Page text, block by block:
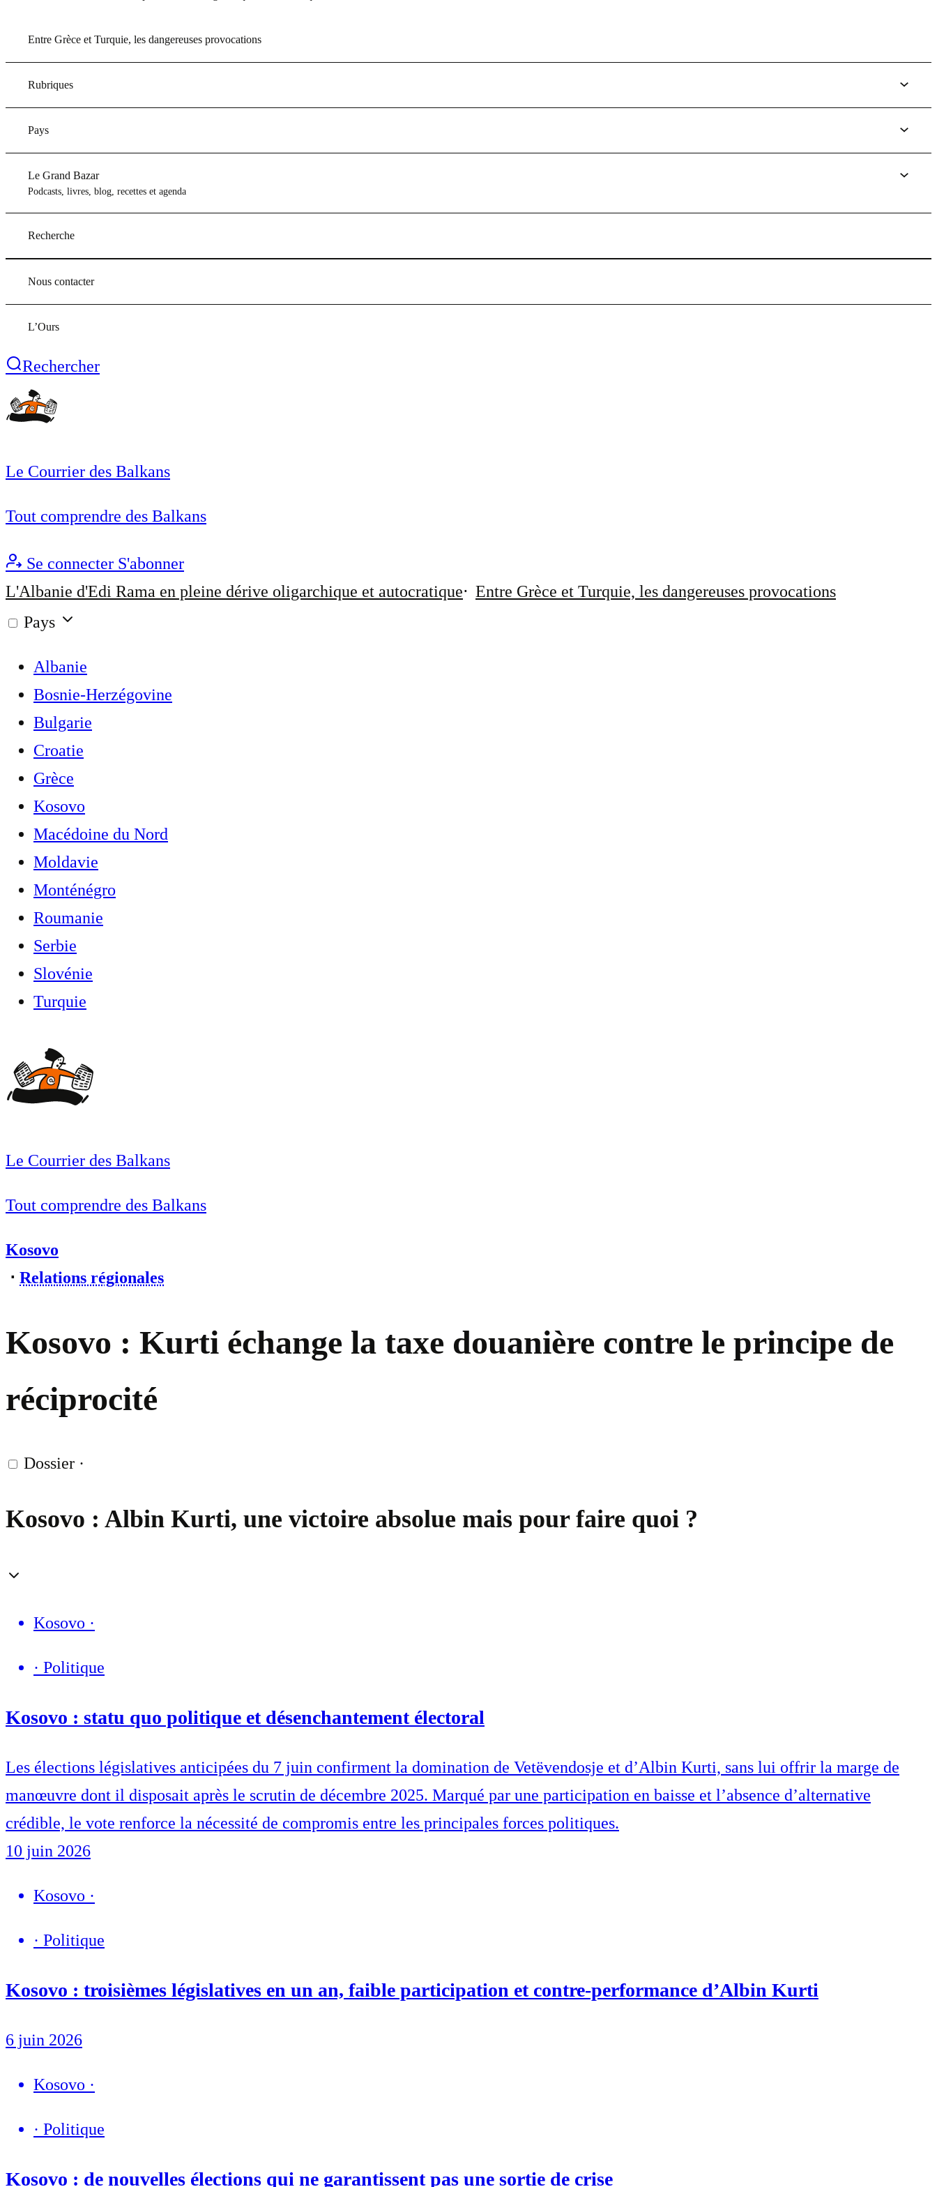
Entre Grèce et Turquie, les dangereuses provocations
Rubriques
Pays
Le Grand Bazar
Podcasts, livres, blog, recettes et agenda
Recherche
Nous contacter
L’Ours
Rechercher
Le Courrier des Balkans
Tout comprendre des Balkans
Se connecter S'abonner
L'Albanie d'Edi Rama en pleine dérive oligarchique et autocratique
Entre Grèce et Turquie, les dangereuses provocations
Pays
Albanie
Bosnie-Herzégovine
Bulgarie
Croatie
Grèce
Kosovo
Macédoine du Nord
Moldavie
Monténégro
Roumanie
Serbie
Slovénie
Turquie
Le Courrier des Balkans
Tout comprendre des Balkans
Kosovo
⋅ Relations régionales
Kosovo : Kurti échange la taxe douanière contre le principe de
réciprocité
Dossier ·
Kosovo : Albin Kurti, une victoire absolue mais pour faire quoi ?
Kosovo ·
· Politique
Kosovo : statu quo politique et désenchantement électoral
Les élections législatives anticipées du 7 juin confirment la domination de Vetëvendosje et d’Albin Kurti, sans lui offrir la marge de
manœuvre dont il disposait après le scrutin de décembre 2025. Marqué par une participation en baisse et l’absence d’alternative
crédible, le vote renforce la nécessité de compromis entre les principales forces politiques.
10 juin 2026
Kosovo ·
· Politique
Kosovo : troisièmes législatives en un an, faible participation et contre-performance d’Albin Kurti
6 juin 2026
Kosovo ·
· Politique
Kosovo : de nouvelles élections qui ne garantissent pas une sortie de crise